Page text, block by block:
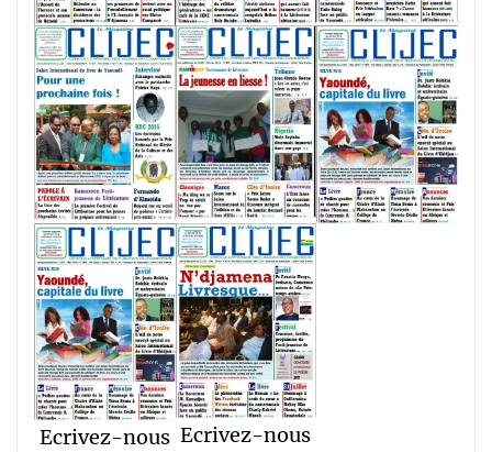
Ecrivez-nous Ecrivez-nous